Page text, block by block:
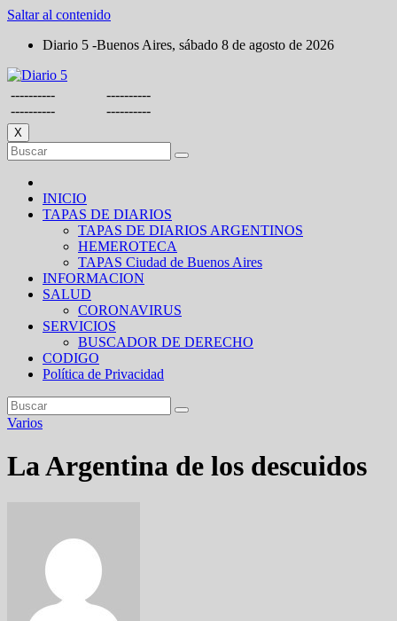
Saltar al contenido
Diario 5 -Buenos Aires, sábado 8 de agosto de 2026
----------
----------
----------
----------
X
INICIO
TAPAS DE DIARIOS
TAPAS DE DIARIOS ARGENTINOS
HEMEROTECA
TAPAS Ciudad de Buenos Aires
INFORMACION
SALUD
CORONAVIRUS
SERVICIOS
BUSCADOR DE DERECHO
CODIGO
Política de Privacidad
Varios
La Argentina de los descuidos